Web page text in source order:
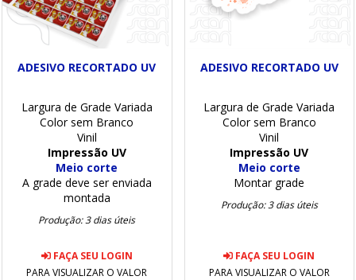
ADESIVO RECORTADO UV
Largura de Grade Variada
Color sem Branco
Vinil
Impressão UV
Meio corte
A grade deve ser enviada
montada
Produção: 3 dias úteis
FAÇA SEU LOGIN
PARA VISUALIZAR O VALOR
ADESIVO RECORTADO UV
Largura de Grade Variada
Color sem Branco
Vinil
Impressão UV
Meio corte
Montar grade
Produção: 3 dias úteis
FAÇA SEU LOGIN
PARA VISUALIZAR O VALOR